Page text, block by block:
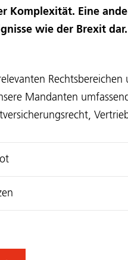
Komplexität. Eine
wie der Brexit
Mandanten